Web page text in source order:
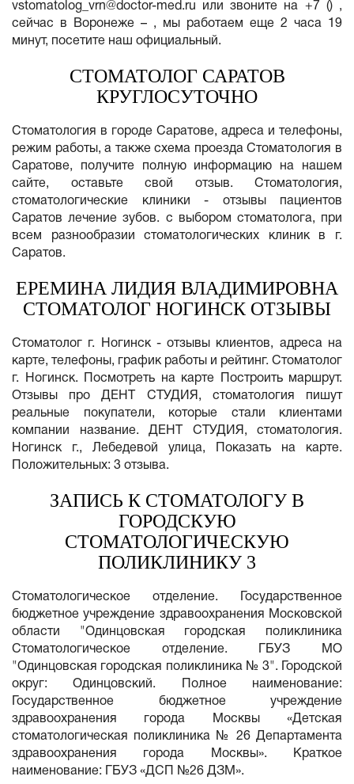
vstomatolog_vrn@doctor-med.ru
или звоните на +7 () ,
сейчас в Воронеже – , мы работаем еще 2 часа 19
минут, посетите наш официальный.
СТОМАТОЛОГ САРАТОВ
КРУГЛОСУТОЧНО
Стоматология в городе Саратове, адреса и телефоны,
режим работы, а также схема проезда Стоматология в
Саратове, получите полную информацию на нашем
сайте, оставьте свой отзыв. Стоматология,
стоматологические клиники - отзывы пациентов
Саратов лечение зубов. с выбором стоматолога, при
всем разнообразии стоматологических клиник в г.
Саратов.
ЕРЕМИНА ЛИДИЯ ВЛАДИМИРОВНА
СТОМАТОЛОГ НОГИНСК ОТЗЫВЫ
Стоматолог г. Ногинск - отзывы клиентов, адреса на
карте, телефоны, график работы и рейтинг. Стоматолог
г. Ногинск. Посмотреть на карте Построить маршрут.
Отзывы про ДЕНТ СТУДИЯ, стоматология пишут
реальные покупатели, которые стали клиентами
компании название. ДЕНТ СТУДИЯ, стоматология.
Ногинск г., Лебедевой улица, Показать на карте.
Положительных: 3 отзыва.
ЗАПИСЬ К СТОМАТОЛОГУ В
ГОРОДСКУЮ
СТОМАТОЛОГИЧЕСКУЮ
ПОЛИКЛИНИКУ 3
Стоматологическое отделение. Государственное
бюджетное учреждение здравоохранения Московской
области "Одинцовская городская поликлиника
Стоматологическое отделение. ГБУЗ МО
"Одинцовская городская поликлиника № 3". Городской
округ: Одинцовский. Полное наименование:
Государственное бюджетное учреждение
здравоохранения города Москвы «Детская
стоматологическая поликлиника № 26 Департамента
здравоохранения города Москвы». Краткое
наименование: ГБУЗ «ДСП №26 ДЗМ».